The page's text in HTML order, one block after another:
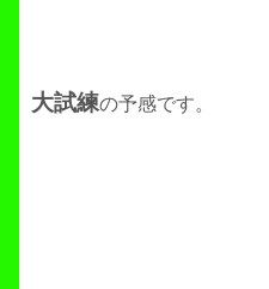
大試練の予感です。